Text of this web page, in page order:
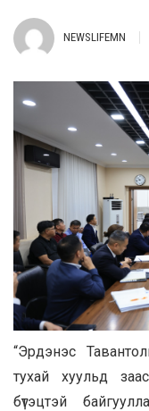
NEWSLIFEMN
“Эрдэнэс
тухай хуульд
бүтэцтэй